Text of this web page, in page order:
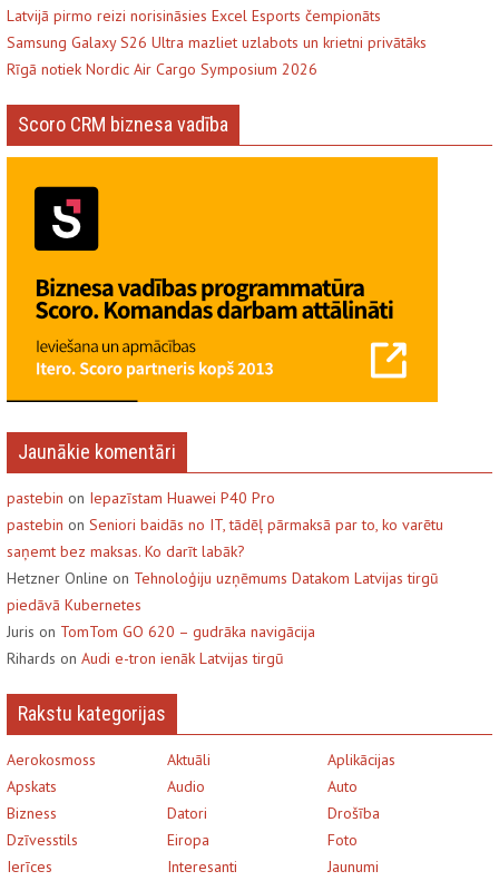
Latvijā pirmo reizi norisināsies Excel Esports čempionāts
Samsung Galaxy S26 Ultra mazliet uzlabots un krietni privātāks
Rīgā notiek Nordic Air Cargo Symposium 2026
Scoro CRM biznesa vadība
Jaunākie komentāri
pastebin on Iepazīstam Huawei P40 Pro
pastebin on Seniori baidās no IT, tādēļ pārmaksā par to, ko varētu
saņemt bez maksas. Ko darīt labāk?
Hetzner Online on Tehnoloģiju uzņēmums Datakom Latvijas tirgū
piedāvā Kubernetes
Juris on TomTom GO 620 – gudrāka navigācija
Rihards on Audi e-tron ienāk Latvijas tirgū
Rakstu kategorijas
Aerokosmoss Aktuāli
Aplikācijas
Apskats
Audio
Auto
Bizness
Datori
Drošība
Dzīvesstils
Eiropa
Foto
Ierīces
Interesanti
Jaunumi